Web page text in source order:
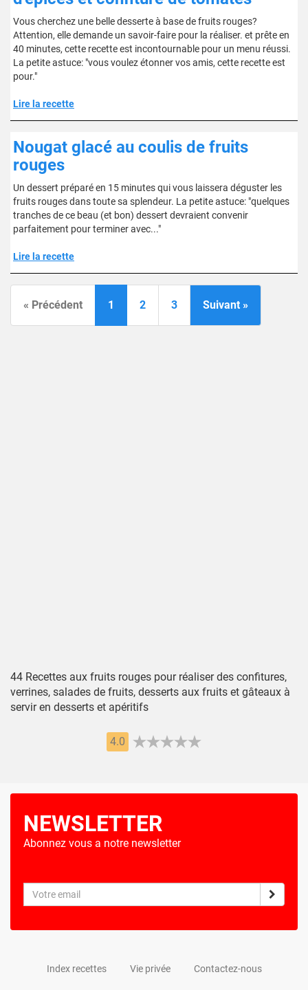
Vous cherchez une belle desserte à base de fruits rouges?
Attention, elle demande un savoir-faire pour la réaliser. et prête en
40 minutes, cette recette est incontournable pour un menu réussi.
La petite astuce: "vous voulez étonner vos amis, cette recette est
pour."
Lire la recette
Nougat glacé au coulis de fruits
rouges
Un dessert préparé en 15 minutes qui vous laissera déguster les
fruits rouges dans toute sa splendeur. La petite astuce: "quelques
tranches de ce beau (et bon) dessert devraient convenir
parfaitement pour terminer avec..."
Lire la recette
« Précédent 1 2 3 Suivant »
44 Recettes aux fruits rouges pour réaliser des confitures,
verrines, salades de fruits, desserts aux fruits et gâteaux à
servir en desserts et apéritifs
4.0
NEWSLETTER
Abonnez vous a notre newsletter
Index recettes Vie privée Contactez-nous